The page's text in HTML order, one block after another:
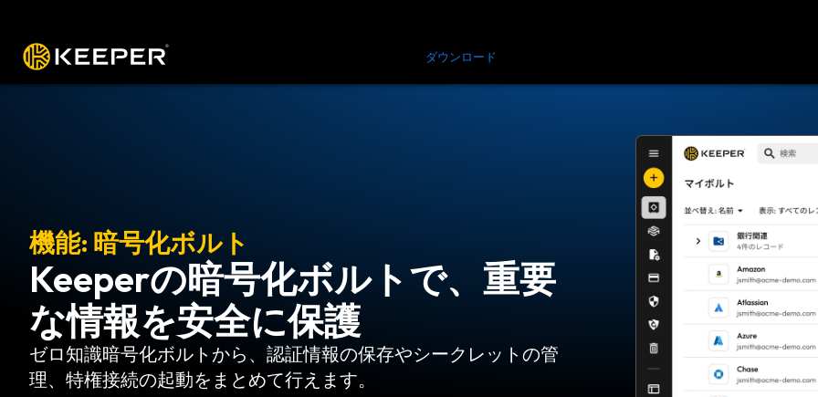
ダウンロード
機能: 暗号化ボルト
Keeperの暗号化ボルトで、重要
な情報を安全に保護
ゼロ知識暗号化ボルトから、認証情報の保存やシークレットの管
理、特権接続の起動をまとめて行えます。